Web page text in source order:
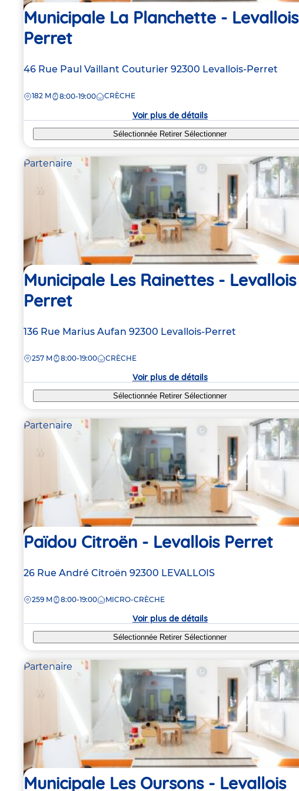
Municipale La Planchette - Levallois
Perret
Adresse
la
46 Rue Paul Vaillant Couturier 92300 Levallois-Perret
DISTANCE
182 M 8:00-19:00 CRÈCHE
Voir plus de détails
Sélectionnée RetirerSélectionner
Partenaire
Municipale Les Rainettes - Levallois
Perret
Adresse
la
136 Rue Marius Aufan 92300 Levallois-Perret
DISTANCE
257 M 8:00-19:00 CRÈCHE
Voir plus de détails
Sélectionnée RetirerSélectionner
Partenaire
Païdou Citroën - Levallois Perret
Adresse
la
26 Rue André Citroën 92300 LEVALLOIS
DISTANCE
259 M 8:00-19:00 MICRO-CRÈCHE
Voir plus de détails
Sélectionnée RetirerSélectionner
Partenaire
Municipale Les Oursons - Levallois